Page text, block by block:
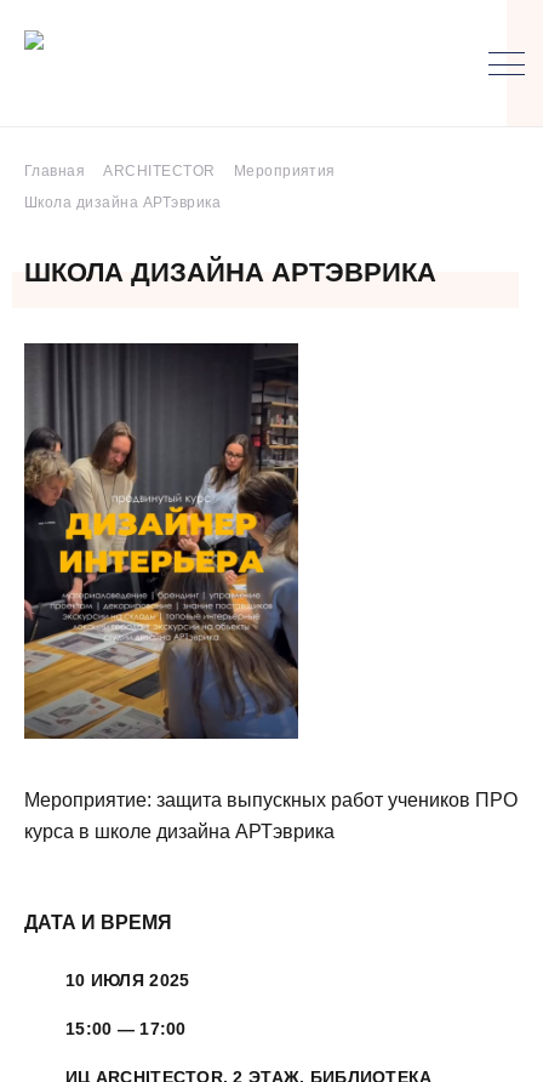
Главная ARCHITECTOR
Мероприятия
Школа дизайна АРТэврика
ШКОЛА ДИЗАЙНА АРТЭВРИКА
Мероприятие: защита выпускных работ учеников ПРО
курса в школе дизайна АРТэврика
ДАТА И ВРЕМЯ
10 ИЮЛЯ 2025
15:00 — 17:00
ИЦ ARCHITECTOR, 2 ЭТАЖ, БИБЛИОТЕКА